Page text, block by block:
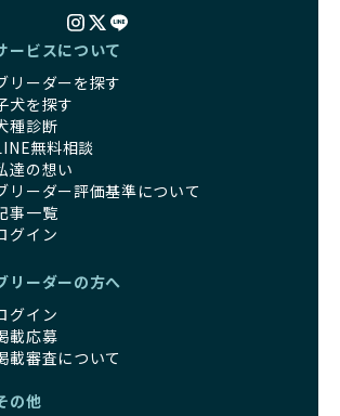
より、保護が必要なワンちゃんの救済や保
献しています。
ワンちゃんに優しい未来を創るための大き
ザーの皆さんがBreederFamiliesを通じて
ことで、こうした社会貢献活動を間接的に
ます。
登録されているブリーダーは、子犬が心
つための環境づくりに全力を注いでいま
最小限に抑えた繁殖計画、栄養バランスが
子犬がのびのびと動ける適度な運動環境、
携した健康管理まで徹底しています。
を通じてお迎えする子犬は、元
トを切れることが大きな魅力です。
のブリーダーは、母犬や兄弟
ーは、このような流行や需要に応じて無理
です。小柄な母犬を繁殖に多用して体に負
犬を小さく見せるために食事を減らすな
した管理がされることもあります。このよ
ンちゃんの免疫力や体力が低下し、飼い主
な医療費やケアの負担が増える恐れがあり
、こうした流行に流されず、ワンちゃんの
えています。特に小さいワンちゃんやレア
売する場合は、健康リスクを十分に理解
リスクについて丁寧に説明しています。食
を第一にした繁殖を心がけています。
重視」の詳細はこちら
期を終えたワンちゃんたちのことを指しま
、引退犬も家族の一員として、彼らの幸せ
ービスについて
リーダーを探す
犬を探す
種診断
無料相談
達の想い
リーダー評価基準について
事一覧
グイン
リーダーの方へ
グイン
載応募
載審査について
の他